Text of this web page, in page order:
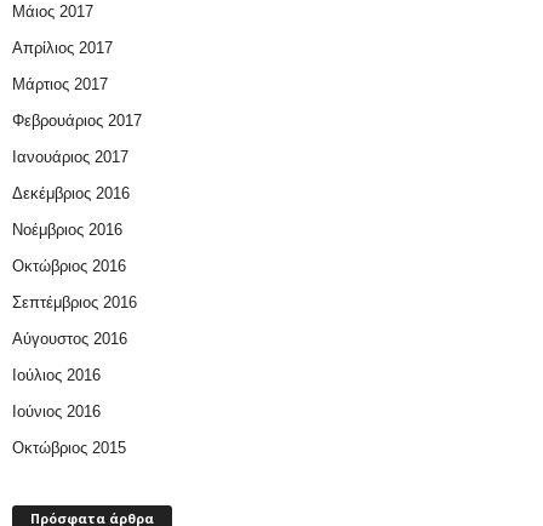
Μάιος 2017
Απρίλιος 2017
Μάρτιος 2017
Φεβρουάριος 2017
Ιανουάριος 2017
Δεκέμβριος 2016
Νοέμβριος 2016
Οκτώβριος 2016
Σεπτέμβριος 2016
Αύγουστος 2016
Ιούλιος 2016
Ιούνιος 2016
Οκτώβριος 2015
Πρόσφατα άρθρα